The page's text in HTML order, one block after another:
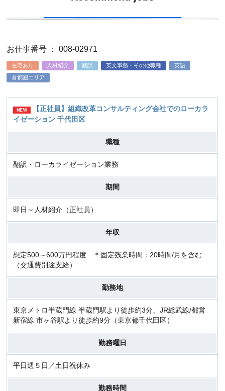
お仕事番号 ： 008-02971
在宅あり 人材紹介 翻訳 英文事務・その他職種
英語
首都圏エリア
【正社員】組織改革コンサルティング会社でのローカラ
イゼーション 千代田区
職種
翻訳・ローカライゼーション業務
期間
即日～人材紹介（正社員）
年収
想定500～600万円程度 ＊固定残業時間：20時間/月を含む
（交通費別途支給）
勤務地
東京メトロ半蔵門線 半蔵門駅より徒歩約3分、JR総武線/都営
新宿線 市ヶ谷駅より徒歩約9分（東京都千代田区）
勤務曜日
平日週５日／土日祝休み
勤務時間